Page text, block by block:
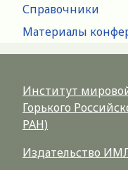
Справочники
Материалы
Институт
Горького
РАН)
Издательство